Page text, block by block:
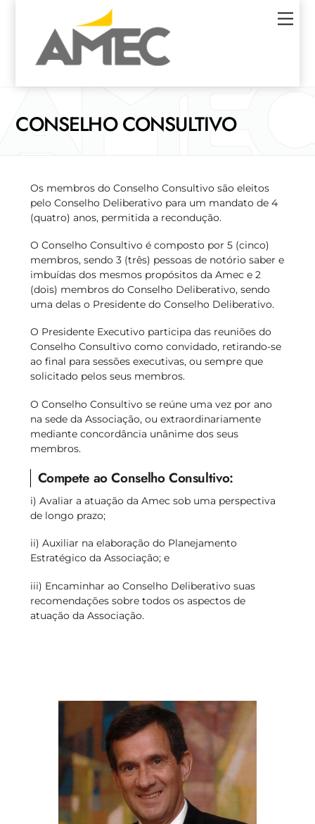
CONSELHO CONSULTIVO
Os membros do Conselho Consultivo são eleitos
pelo Conselho Deliberativo para um mandato de 4
(quatro) anos, permitida a recondução.
O Conselho Consultivo é composto por 5 (cinco)
membros, sendo 3 (três) pessoas de notório saber e
imbuídas dos mesmos propósitos da Amec e 2
(dois) membros do Conselho Deliberativo, sendo
uma delas o Presidente do Conselho Deliberativo.
O Presidente Executivo participa das reuniões do
Conselho Consultivo como convidado, retirando-se
ao final para sessões executivas, ou sempre que
solicitado pelos seus membros.
O Conselho Consultivo se reúne uma vez por ano
na sede da Associação, ou extraordinariamente
mediante concordância unânime dos seus
membros.
Compete ao Conselho Consultivo:
i) Avaliar a atuação da Amec sob uma perspectiva
de longo prazo;
ii) Auxiliar na elaboração do Planejamento
Estratégico da Associação; e
iii) Encaminhar ao Conselho Deliberativo suas
recomendações sobre todos os aspectos de
atuação da Associação.